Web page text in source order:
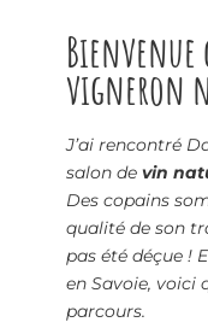
Bienvenue
vigneron
J’ai rencontré
salon de vin
Des copains
qualité de son
pas été déçue !
en Savoie, voici
parcours.